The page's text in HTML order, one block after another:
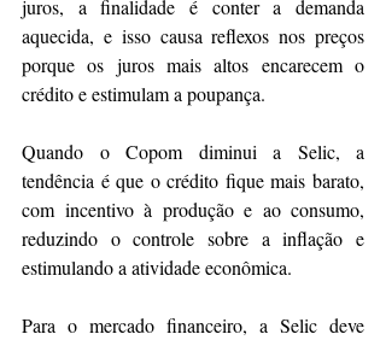
juros, a finalidade é conter a demanda
aquecida, e isso causa reflexos nos preços
porque os juros mais altos encarecem o
crédito e estimulam a poupança.
Quando o Copom diminui a Selic, a
tendência é que o crédito fique mais barato,
com incentivo à produção e ao consumo,
reduzindo o controle sobre a inflação e
estimulando a atividade econômica.
Para o mercado financeiro, a Selic deve